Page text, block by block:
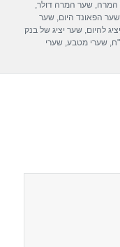
המרה,שער המרה דולר,
שער הפאונד היום,שער
להיום,שער יציג של בנק
,שערי מטבע,שערי